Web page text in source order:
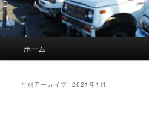
ホーム
月別アーカイブ:2021年1月